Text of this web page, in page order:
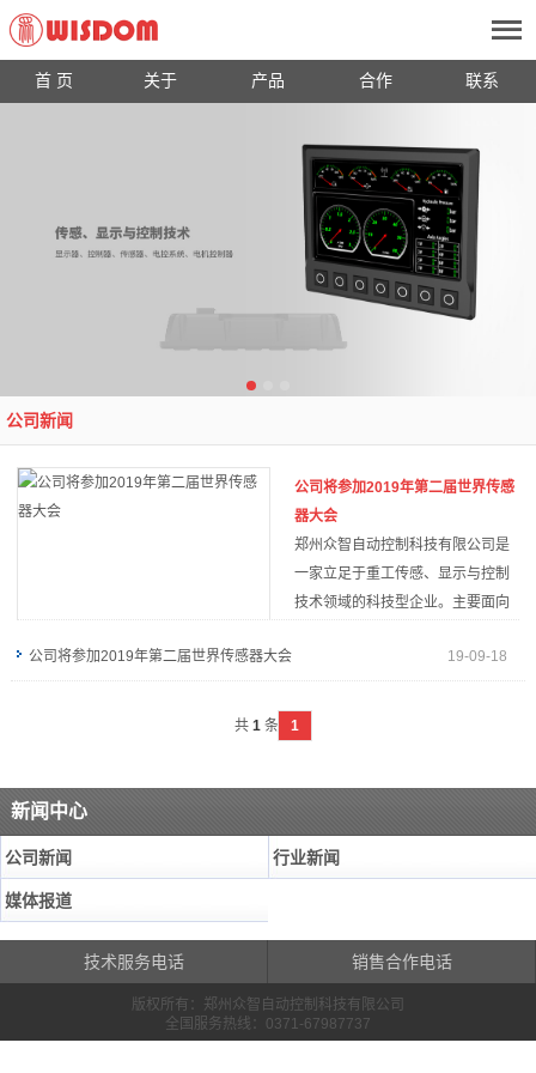
首 页 关于 产品 合作 联系
公司新闻
公司将参加2019年第二届世界传感
器大会
郑州众智自动控制科技有限公司是
一家立足于重工传感、显示与控制
技术领域的科技型企业。主要面向
物流运输装备、隧道装备、工程机械装备厂商提供电气及液压控制系统的设计开
19-09-18
公司将参加2019年第二届世界传感器大会
山装备、电力装备、石油装备、物流运输装备、隧道装备、工程机械装备厂
商提供电气及液压控制系统的设计开发服务；提供专用的传感技术解决方
案。
共 1 条 1
新闻中心
公司新闻 行业新闻
媒体报道
技术服务电话 销售合作电话
版权所有：郑州众智自动控制科技有限公司
全国服务热线：0371-67987737